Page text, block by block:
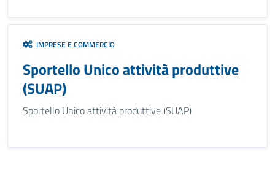
IMPRESE E COMMERCIO
Sportello Unico attività produttive
(SUAP)
Sportello Unico attività produttive (SUAP)